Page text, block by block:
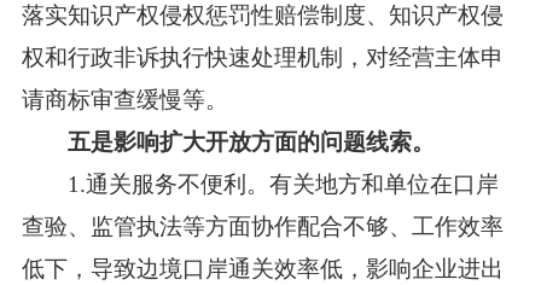
落实知识产权侵权惩罚性赔偿制度、知识产权侵
权和行政非诉执行快速处理机制，对经营主体申
请商标审查缓慢等。
五是影响扩大开放方面的问题线索。
1.通关服务不便利。有关地方和单位在口岸
查验、监管执法等方面协作配合不够、工作效率
低下，导致边境口岸通关效率低，影响企业进出